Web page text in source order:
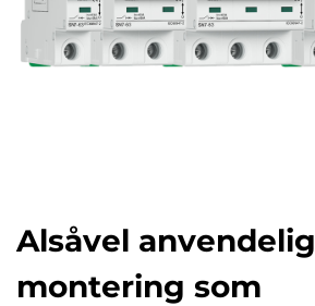
Alsåvel anvendelig
montering som